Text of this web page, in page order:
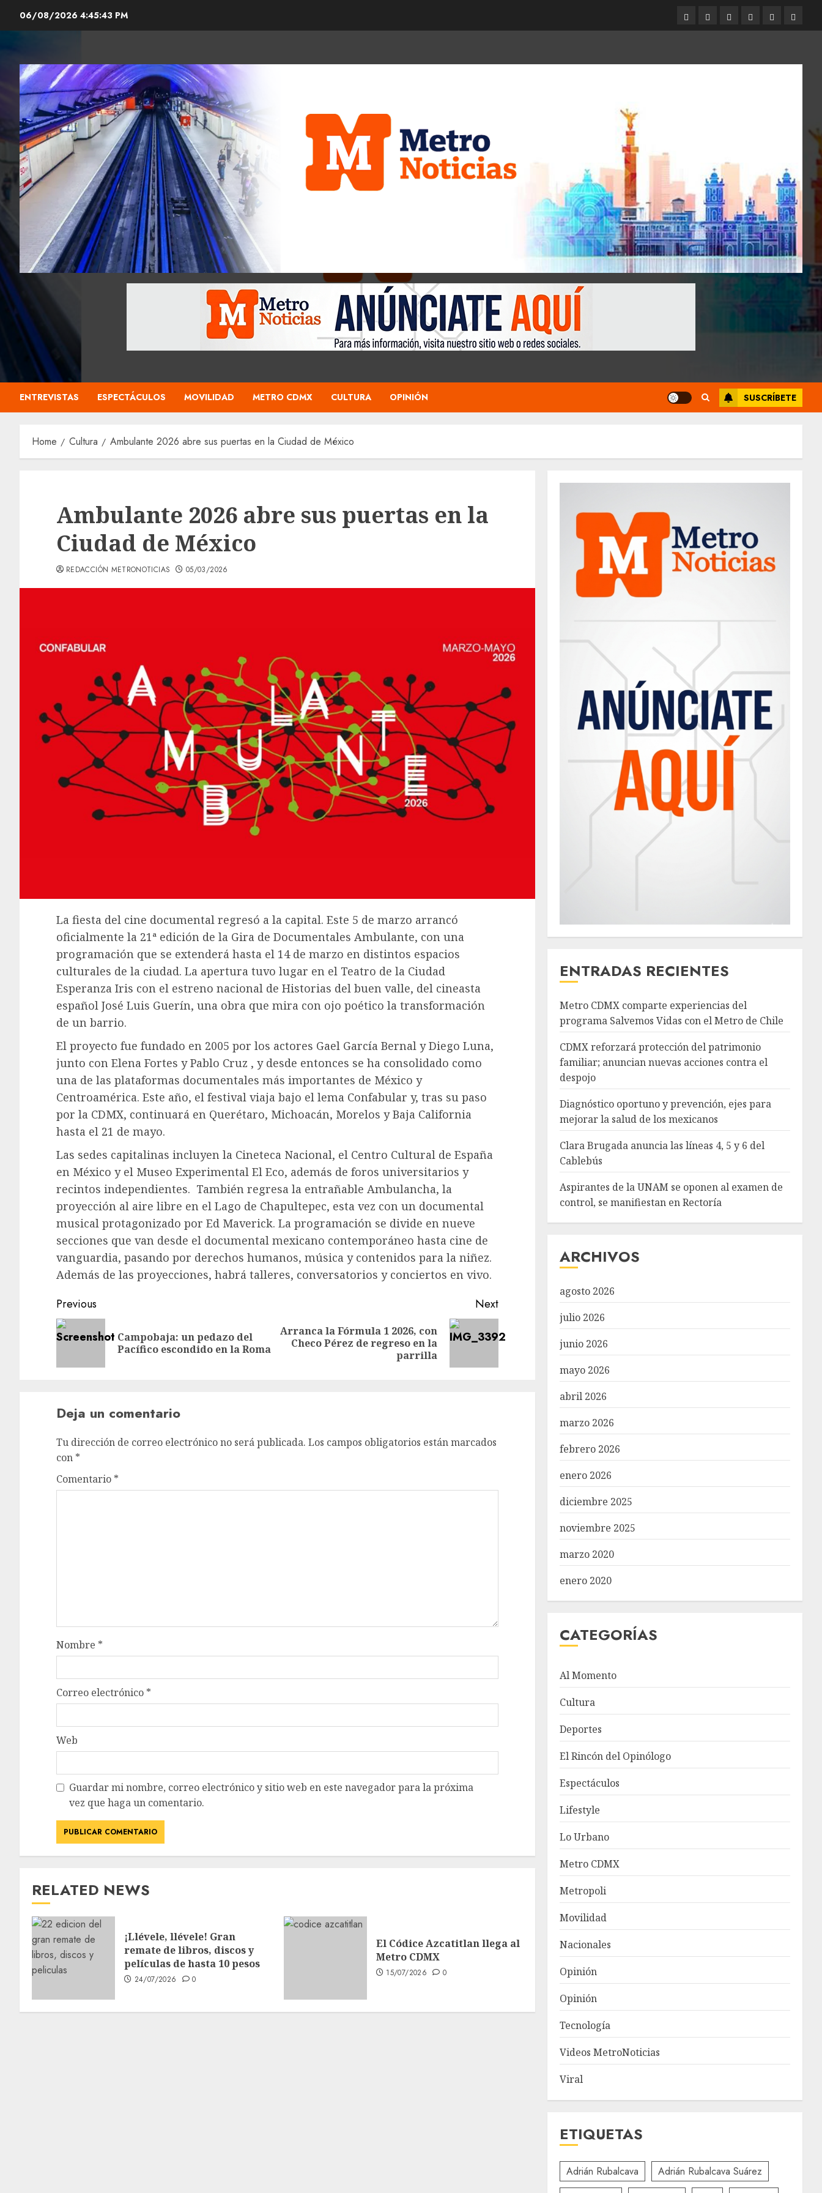
06/08/2026 4:45:44 PM Entrevistas
Espectáculos
Movilidad
Metro
CDMX
Cultura
ENTREVISTAS ESPECTÁCULOS MOVILIDAD METRO CDMX CULTURA OPINIÓN SUSCRÍBETE
Home Cultura Ambulante 2026 abre sus puertas en la Ciudad de México
Ambulante 2026 abre sus puertas en la
Ciudad de México
REDACCIÓN METRONOTICIAS 05/03/2026
La fiesta del cine documental regresó a la capital. Este 5 de marzo arrancó
oficialmente la 21ª edición de la Gira de Documentales Ambulante, con una
programación que se extenderá hasta el 14 de marzo en distintos espacios
culturales de la ciudad. La apertura tuvo lugar en el Teatro de la Ciudad
Esperanza Iris con el estreno nacional de Historias del buen valle, del cineasta
español José Luis Guerín, una obra que mira con ojo poético la transformación
de un barrio.
El proyecto fue fundado en 2005 por los actores Gael García Bernal y Diego Luna,
junto con Elena Fortes y Pablo Cruz , y desde entonces se ha consolidado como
una de las plataformas documentales más importantes de México y
Centroamérica. Este año, el festival viaja bajo el lema Confabular y, tras su paso
por la CDMX, continuará en Querétaro, Michoacán, Morelos y Baja California
hasta el 21 de mayo.
Las sedes capitalinas incluyen la Cineteca Nacional, el Centro Cultural de España
en México y el Museo Experimental El Eco, además de foros universitarios y
recintos independientes. También regresa la entrañable Ambulancha, la
proyección al aire libre en el Lago de Chapultepec, esta vez con un documental
musical protagonizado por Ed Maverick. La programación se divide en nueve
secciones que van desde el documental mexicano contemporáneo hasta cine de
vanguardia, pasando por derechos humanos, música y contenidos para la niñez.
Además de las proyecciones, habrá talleres, conversatorios y conciertos en vivo.
Post
navigation
Previous
Previous
Campobaja: un pedazo del
Pacífico escondido en la Roma
Next
Next
Arranca la Fórmula 1 2026, con
Checo Pérez de regreso en la
parrilla
Deja un comentario
Tu dirección de correo electrónico no será publicada. Los campos obligatorios están marcados
con *
Comentario *
Nombre *
Correo electrónico *
Web
Guardar mi nombre, correo electrónico y sitio web en este navegador para la próxima
vez que haga un comentario.
RELATED NEWS
¡Llévele, llévele! Gran
remate de libros, discos y
películas de hasta 10 pesos
24/07/2026 0
El Códice Azcatitlan llega al
Metro CDMX
15/07/2026 0
ENTRADAS RECIENTES
Metro CDMX comparte experiencias del
programa Salvemos Vidas con el Metro de Chile
CDMX reforzará protección del patrimonio
familiar; anuncian nuevas acciones contra el
despojo
Diagnóstico oportuno y prevención, ejes para
mejorar la salud de los mexicanos
Clara Brugada anuncia las líneas 4, 5 y 6 del
Cablebús
Aspirantes de la UNAM se oponen al examen de
control, se manifiestan en Rectoría
ARCHIVOS
agosto 2026
julio 2026
junio 2026
mayo 2026
abril 2026
marzo 2026
febrero 2026
enero 2026
diciembre 2025
noviembre 2025
marzo 2020
enero 2020
CATEGORÍAS
Al Momento
Cultura
Deportes
El Rincón del Opinólogo
Espectáculos
Lifestyle
Lo Urbano
Metro CDMX
Metropoli
Movilidad
Nacionales
Opinión
Opinión
Tecnología
Videos MetroNoticias
Viral
ETIQUETAS
Adrián Rubalcava
Adrián Rubalcava Suárez